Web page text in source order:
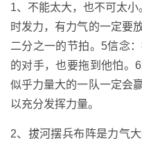
1、不能太大，也不可太
时发力，有力气的一定要
二分之一的节拍。5信念
的对手，也要拖到他怕。
似乎力量大的一队一定会
以充分发挥力量。
2、拔河摆兵布阵是力气